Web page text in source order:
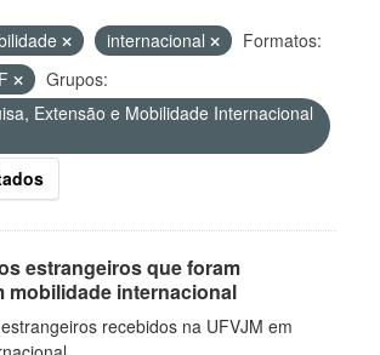
internacional
Formatos:
Grupos:
Extensão e Mobilidade Internacional
estrangeiros que foram
mobilidade internacional
recebidos na UFVJM em